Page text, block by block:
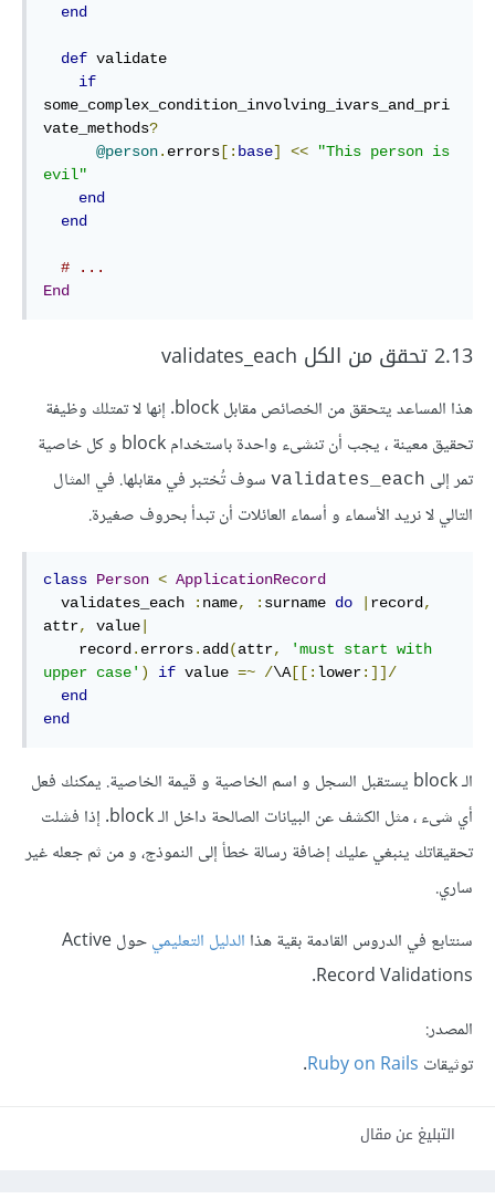
end
def validate
if
some_complex_condition_involving_ivars_and_pri
vate_methods?
@person. errors [ : base] <<
"This person is
evil"
end
end
# ...
End
2.13 تحقق من الكل validates_each
هذا المساعد يتحقق من الخصائص مقابل block. إنها لا تمتلك وظيفة
تحقيق معينة ، يجب أن تنشىء واحدة باستخدام block و كل خاصية
تمر إلى validates_each سوف تُختبر في مقابلها. في المثال
التالي لا نريد الأسماء و أسماء العائلات أن تبدأ بحروف صغيرة.
class Person < ApplicationRecord
  validates_each
: name, : surname do record ,
attr, value
    record
. errors. add (attr,
'must start with
upper case' ) if value =~ /\A[[: lower:]] /
end
end
الـ block يستقبل السجل و اسم الخاصية و قيمة الخاصية. يمكنك فعل
أي شىء ، مثل الكشف عن البيانات الصالحة داخل الـ block. إذا فشلت
تحقيقاتك ينبغي عليك إضافة رسالة خطأ إلى النموذج، و من ثم جعله غير
ساري.
سنتابع في الدروس القادمة بقية هذا الدليل التعليمي
حول Active
Record Validations.
المصدر:
توثيقات Ruby on Rails
.
التبليغ عن مقال